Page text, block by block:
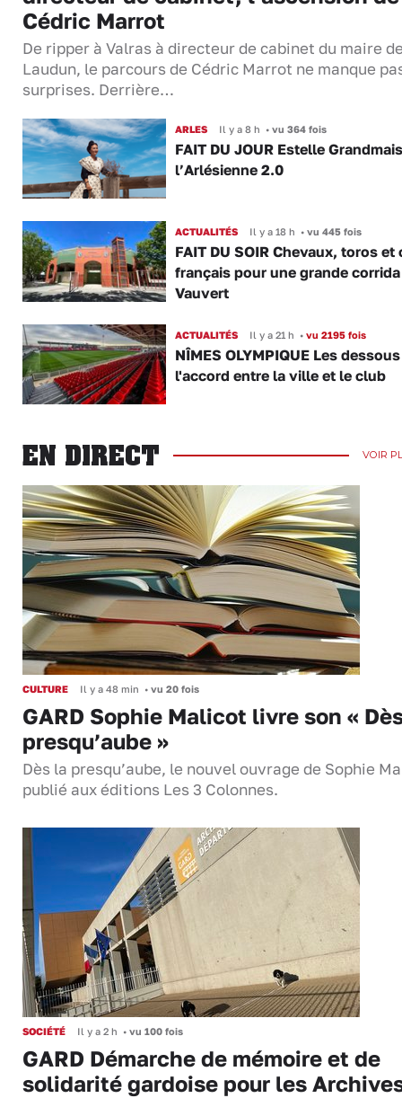
Cédric Marrot
De ripper à Valras à directeur de cabinet du maire
Laudun, le parcours de Cédric Marrot ne manque
surprises. Derrière…
ARLES Il y a 8 h •vu 364 fois
FAIT DU JOUR Estelle
l’Arlésienne 2.0
ACTUALITÉS Il y a 18 h •vu 445 fois
FAIT DU SOIR Chevaux, toros et
français pour une grande corrida
Vauvert
ACTUALITÉS Il y a 21 h •vu 2195 fois
NÎMES OLYMPIQUE Les
l'accord entre la ville et le club
EN DIRECT VOIR
CULTURE Il y a 48 min • vu 20 fois
GARD Sophie Malicot livre son «
presqu’aube »
Dès la presqu’aube, le nouvel ouvrage de Sophie
publié aux éditions Les 3 Colonnes.
SOCIÉTÉ Il y a 2 h • vu 100 fois
GARD Démarche de mémoire et de
solidarité gardoise pour les